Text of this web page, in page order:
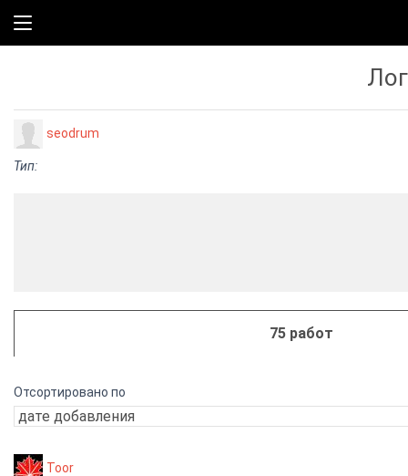
seodrum
Тип:
75 работ
Отсортировано по
Toor